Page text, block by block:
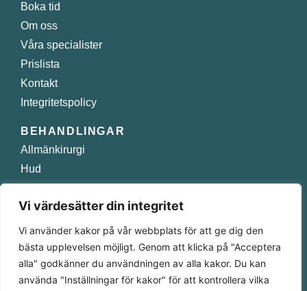
Vi värdesätter din integritet
Vi använder kakor på vår webbplats för att ge dig den
bästa upplevelsen möjligt. Genom att klicka på "Acceptera
alla" godkänner du användningen av alla kakor. Du kan
använda "Inställningar för kakor" för att kontrollera vilka
Boka tid
Om oss
Våra specialister
Prislista
Kontakt
Integritetspolicy
BEHANDLINGAR
Allmänkirurgi
Hud
Plastikkirurgi
Smärtbehandling
Norra Obbolavägen 129 A 904 22 Umeå
090 – 349 58 10